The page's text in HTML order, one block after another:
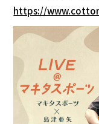
https://